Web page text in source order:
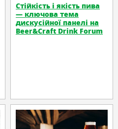
Стійкість і якість пива
— ключова тема
дискусійної панелі на
Beer&Craft Drink Forum